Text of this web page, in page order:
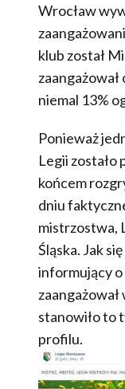
Wrocław
klub został
zaangażował
niemal 13%
Ponieważ
Legii zostało
końcem
dniu
mistrzostwa,
Śląska. Jak
informujący
zaangażował
stanowiło to
profilu.